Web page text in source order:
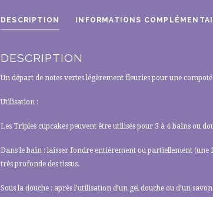
DESCRIPTION INFORMATIONS
DESCRIPTION
Un départ de notes vertes légèrement fleuries pour une
Utilisation :
Les Triples cupcakes peuvent être utilisés pour 3 à 4 bains ou
Dans le bain : laisser fondre entièrement ou partiellement
très profonde des tissus.
Sous la douche : après l’utilisation d’un gel douche ou d’un